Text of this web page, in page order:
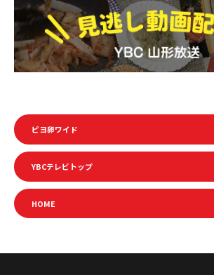
ピヨ卵ワイド
YBCテレビトップ
HOME